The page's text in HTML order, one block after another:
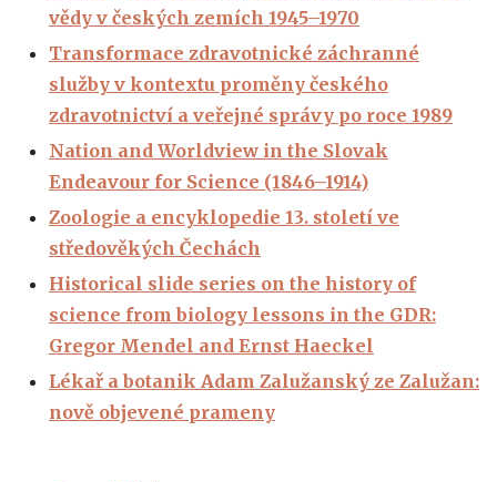
vědy v českých zemích 1945–1970
Transformace zdravotnické záchranné
služby v kontextu proměny českého
zdravotnictví a veřejné správy po roce 1989
Nation and Worldview in the Slovak
Endeavour for Science (1846–1914)
Zoologie a encyklopedie 13. století ve
středověkých Čechách
Historical slide series on the history of
science from biology lessons in the GDR:
Gregor Mendel and Ernst Haeckel
Lékař a botanik Adam Zalužanský ze Zalužan:
nově objevené prameny